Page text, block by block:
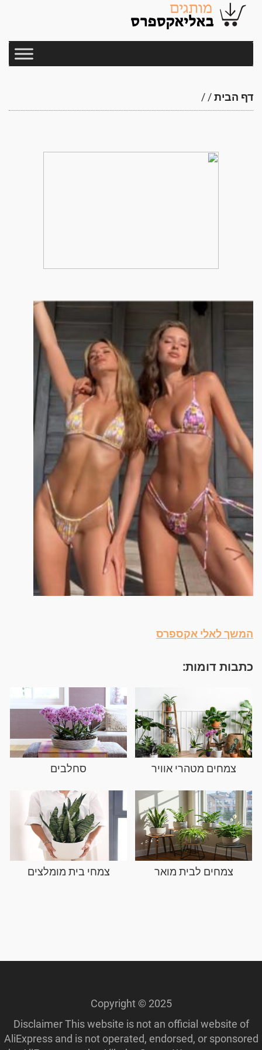
דף הבית/
/
המשך לאלי אקספרס
כתבות דומות:
צמחים מטהרי אוויר סחלבים
צמחים לבית מואר צמחי בית מומלצים
Copyright © 2025
Disclaimer This website is not an official website of
AliExpress and is not operated, endorsed, or sponsored